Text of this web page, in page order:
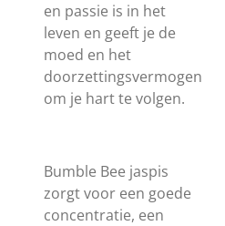
en passie is in het
leven en geeft je de
moed en het
doorzettingsvermogen
om je hart te volgen.
Bumble Bee jaspis
zorgt voor een goede
concentratie, een